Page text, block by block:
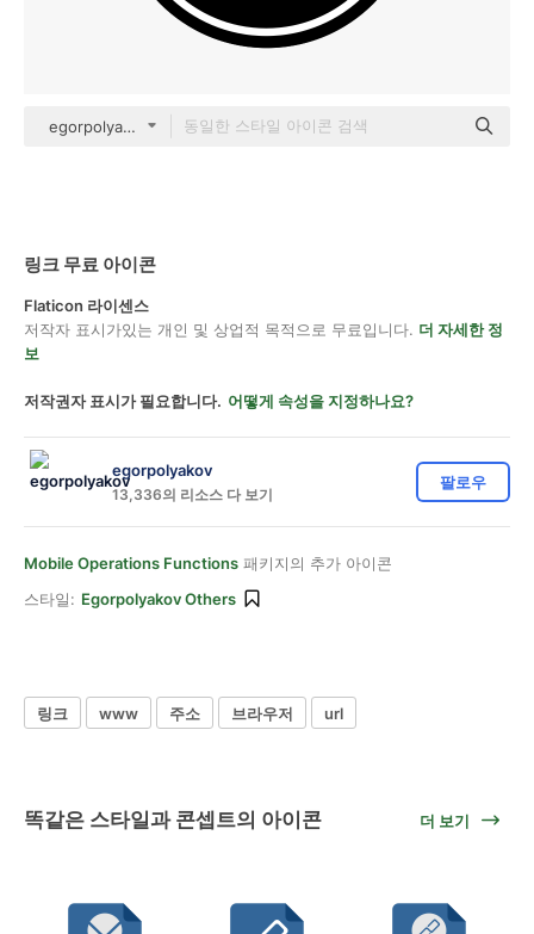
egorpolyakov Others
링크 무료 아이콘
Flaticon 라이센스
저작자 표시가있는 개인 및 상업적 목적으로 무료입니다. 더 자세한 정
보
저작권자 표시가 필요합니다. 어떻게 속성을 지정하나요?
egorpolyakov
13,336의 리소스 다 보기
팔로우
Mobile Operations Functions 패키지의 추가 아이콘
스타일: Egorpolyakov Others
링크 www 주소 브라우저 url
똑같은 스타일과 콘셉트의 아이콘 더 보기